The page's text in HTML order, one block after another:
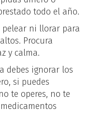
todo el año.
ni llorar para
Procura
y calma.
debes ignorar los
si puedes
te operes, no te